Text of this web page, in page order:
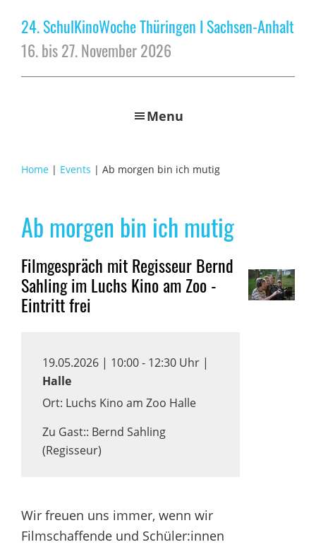
24. SchulKinoWoche Thüringen I Sachsen-Anhalt
16. bis 27. November 2026
Menu
Home | Events | Ab morgen bin ich mutig
Ab morgen bin ich mutig
Filmgespräch mit Regisseur Bernd
Sahling im Luchs Kino am Zoo -
Eintritt frei
19.05.2026 | 10:00 - 12:30 Uhr |
Halle
Ort: Luchs Kino am Zoo Halle
Zu Gast:: Bernd Sahling
(Regisseur)
Wir freuen uns immer, wenn wir
Filmschaffende und Schüler:innen